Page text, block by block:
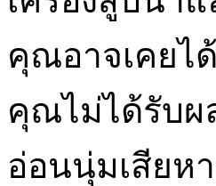
คุณอาจเคยไ
คุณไม่ได้รับผ
อ่อนนุ่มเสียห